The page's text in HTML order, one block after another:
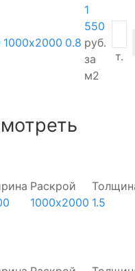
1000х2000 0.8
1
550
руб.
за
м2
т.
Раскрой
1000х2000 1.5